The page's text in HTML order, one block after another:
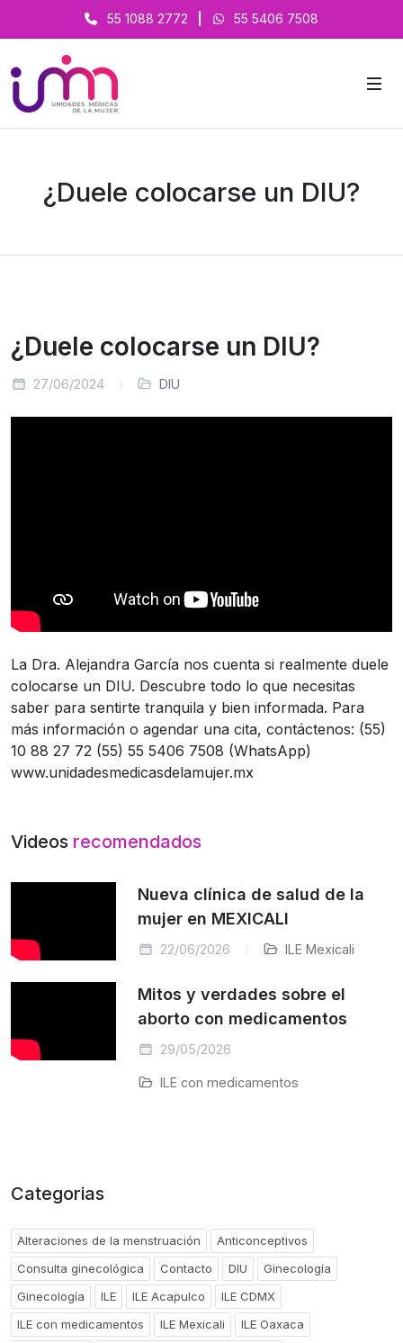
55 1088 2772 55 5406 7508
¿Duele colocarse un DIU?
¿Duele colocarse un DIU?
27/06/2024 DIU
La Dra. Alejandra García nos cuenta si realmente duele
colocarse un DIU. Descubre todo lo que necesitas
saber para sentirte tranquila y bien informada. Para
más información o agendar una cita, contáctenos: (55)
10 88 27 72 (55) 55 5406 7508 (WhatsApp)
www.unidadesmedicasdelamujer.mx
Videos recomendados
Nueva clínica de salud de la
mujer en MEXICALI
22/06/2026 ILE Mexicali
Mitos y verdades sobre el
aborto con medicamentos
29/05/2026
ILE con medicamentos
Categorias
Alteraciones de la menstruación
Anticonceptivos
Consulta ginecológica
Contacto DIU
Ginecología
Ginecología
ILE ILE Acapulco
ILE CDMX
ILE con medicamentos
ILE Mexicali
ILE Oaxaca